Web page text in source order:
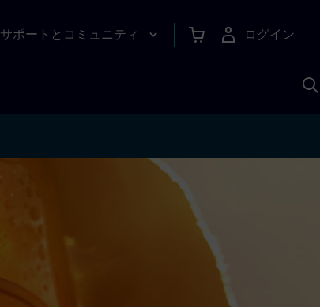
サポートとコミュニティ ログイン